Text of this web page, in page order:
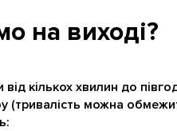
на виході?
кількох хвилин до
(тривалість можна